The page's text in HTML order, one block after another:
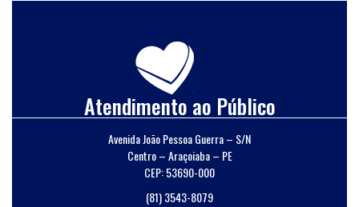
Atendimento ao Público
Avenida João Pessoa Guerra – S/N
Centro – Araçoiaba – PE
CEP: 53690-000
(81) 3543-8079